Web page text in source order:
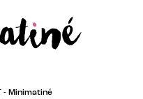
- Minimatiné